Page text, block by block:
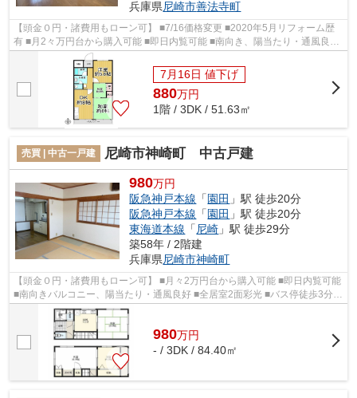
兵庫県尼崎市善法寺町
【頭金０円・諸費用もローン可】 ■7/16価格変更 ■2020年5月リフォーム歴
有 ■月2々万円台から購入可能 ■即日内覧可能 ■南向き、陽当たり・通風良好
■室内洗濯機置き場有り ■小園小学...
7月16日 値下げ
880万円
1階 / 3DK / 51.63㎡
売買 | 中古一戸建 尼崎市神崎町 中古戸建
980万円
阪急神戸本線 「園田 」駅 徒歩20分
阪急神戸本線 「園田 」駅 徒歩20分
東海道本線 「 尼崎 」駅 徒歩29分
築58年 / 2階建
兵庫県尼崎市神崎町
【頭金０円・諸費用もローン可】 ■月々2万円台から購入可能 ■即日内覧可能
■南向きバルコニー、陽当たり・通風良好 ■全居室2面彩光 ■バス停徒歩3分、
3沿線アクセス良好 ■浜小学校徒...
980万円
- / 3DK / 84.40㎡